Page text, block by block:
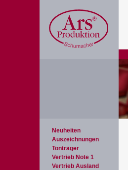
Neuheiten
Auszeichnungen
Tonträger
Vertrieb Note 1
Vertrieb Ausland